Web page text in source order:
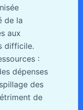
de la
aux
difficile.
:
dépenses
des
de